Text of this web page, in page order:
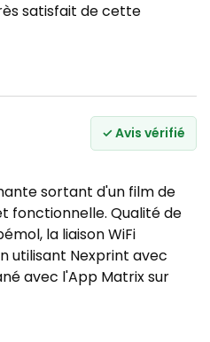
satisfait de cette
✓ Avis vérifié
sortant d'un film de
fonctionnelle. Qualité de
la liaison WiFi
utilisant Nexprint avec
avec l'App Matrix sur